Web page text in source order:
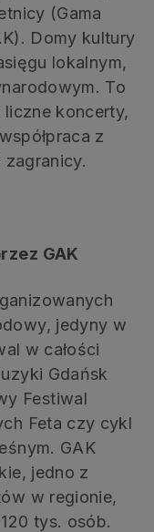
(Gama
Domy kultury
lokalnym,
To
koncerty,
z
GAK
jedyny w
w całości
Gdańsk
Festiwal
Feta czy cykl
GAK
jedno z
w regionie,
tys. osób.